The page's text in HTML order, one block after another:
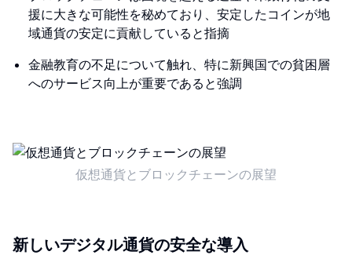
援に大きな可能性を秘めており、安定したコインが地
域通貨の安定に貢献していると指摘
金融教育の不足について触れ、特に新興国での貧困層
へのサービス向上が重要であると強調
仮想通貨とブロックチェーンの展望
新しいデジタル通貨の安全な導入